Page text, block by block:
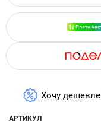
Хочу дешевле
АРТИКУЛ